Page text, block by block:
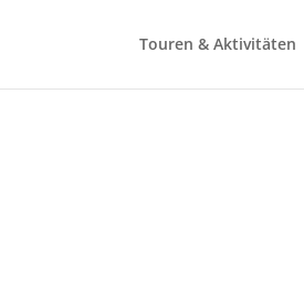
Touren & Aktivitäten